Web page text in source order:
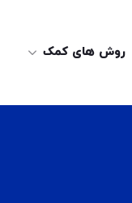
روش های کمک